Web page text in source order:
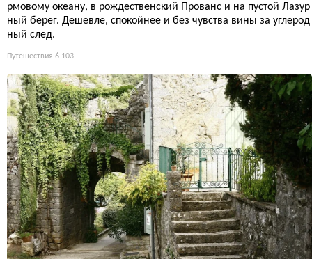
рмовому океану, в рождественский Прованс и на пустой Лазур
ный берег. Дешевле, спокойнее и без чувства вины за углерод
ный след.
Путешествия 6 103